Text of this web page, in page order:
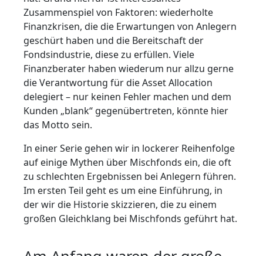
Zusammenspiel von Faktoren: wiederholte
Finanzkrisen, die die Erwartungen von Anlegern
geschürt haben und die Bereitschaft der
Fondsindustrie, diese zu erfüllen. Viele
Finanzberater haben wiederum nur allzu gerne
die Verantwortung für die Asset Allocation
delegiert – nur keinen Fehler machen und dem
Kunden „blank“ gegenübertreten, könnte hier
das Motto sein.
In einer Serie gehen wir in lockerer Reihenfolge
auf einige Mythen über Mischfonds ein, die oft
zu schlechten Ergebnissen bei Anlegern führen.
Im ersten Teil geht es um eine Einführung, in
der wir die Historie skizzieren, die zu einem
großen Gleichklang bei Mischfonds geführt hat.